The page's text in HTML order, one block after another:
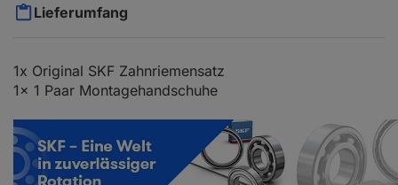
Lieferumfang
1x Original SKF Zahnriemensatz
1x 1 Paar Montagehandschuhe